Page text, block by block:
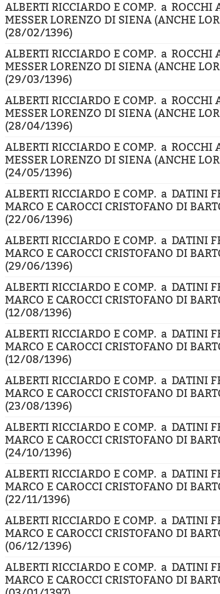
ALBERTI RICCIARDO E COMP. a ROCCHI
MESSER LORENZO DI SIENA (ANCHE
(28/02/1396)
ALBERTI RICCIARDO E COMP. a ROCCHI
MESSER LORENZO DI SIENA (ANCHE
(29/03/1396)
ALBERTI RICCIARDO E COMP. a ROCCHI
MESSER LORENZO DI SIENA (ANCHE
(28/04/1396)
ALBERTI RICCIARDO E COMP. a ROCCHI
MESSER LORENZO DI SIENA (ANCHE
(24/05/1396)
ALBERTI RICCIARDO E COMP. a DATINI
MARCO E CAROCCI CRISTOFANO DI
(22/06/1396)
ALBERTI RICCIARDO E COMP. a DATINI
MARCO E CAROCCI CRISTOFANO DI
(29/06/1396)
ALBERTI RICCIARDO E COMP. a DATINI
MARCO E CAROCCI CRISTOFANO DI
(12/08/1396)
ALBERTI RICCIARDO E COMP. a DATINI
MARCO E CAROCCI CRISTOFANO DI
(12/08/1396)
ALBERTI RICCIARDO E COMP. a DATINI
MARCO E CAROCCI CRISTOFANO DI
(23/08/1396)
ALBERTI RICCIARDO E COMP. a DATINI
MARCO E CAROCCI CRISTOFANO DI
(24/10/1396)
ALBERTI RICCIARDO E COMP. a DATINI
MARCO E CAROCCI CRISTOFANO DI
(22/11/1396)
ALBERTI RICCIARDO E COMP. a DATINI
MARCO E CAROCCI CRISTOFANO DI
(06/12/1396)
ALBERTI RICCIARDO E COMP. a DATINI
MARCO E CAROCCI CRISTOFANO DI